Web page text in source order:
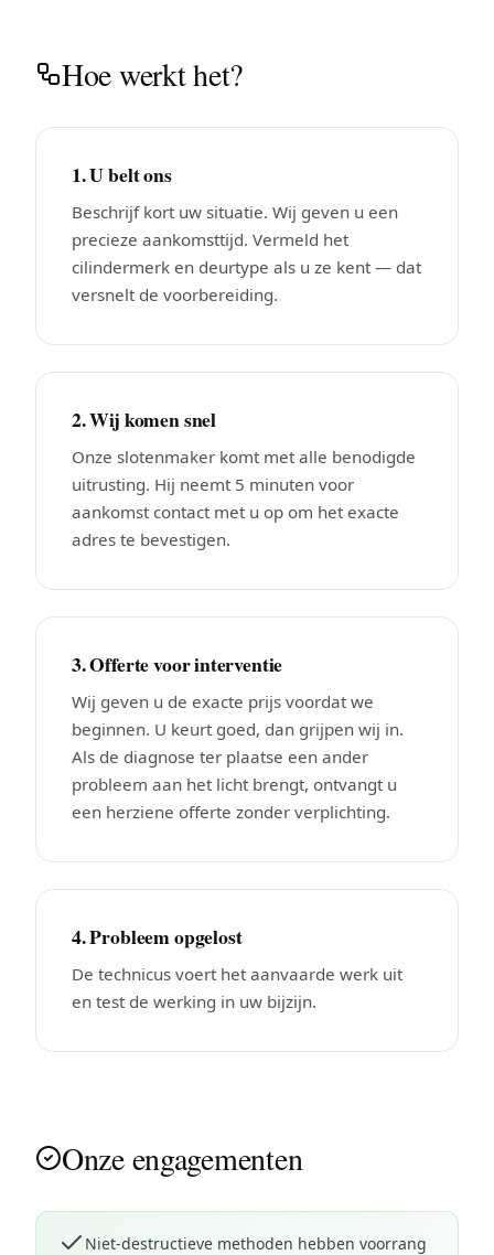
Hoe werkt het?
1. U belt ons
Beschrijf kort uw situatie. Wij geven u een
precieze aankomsttijd. Vermeld het
cilindermerk en deurtype als u ze kent — dat
versnelt de voorbereiding.
2. Wij komen snel
Onze slotenmaker komt met alle benodigde
uitrusting. Hij neemt 5 minuten voor
aankomst contact met u op om het exacte
adres te bevestigen.
3. Offerte voor interventie
Wij geven u de exacte prijs voordat we
beginnen. U keurt goed, dan grijpen wij in.
Als de diagnose ter plaatse een ander
probleem aan het licht brengt, ontvangt u
een herziene offerte zonder verplichting.
4. Probleem opgelost
De technicus voert het aanvaarde werk uit
en test de werking in uw bijzijn.
Onze engagementen
Niet-destructieve methoden hebben voorrang